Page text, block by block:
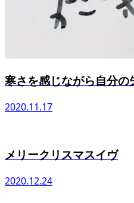
寒さを感じながら自分
2020.11.17
メリークリスマスイヴ
2020.12.24